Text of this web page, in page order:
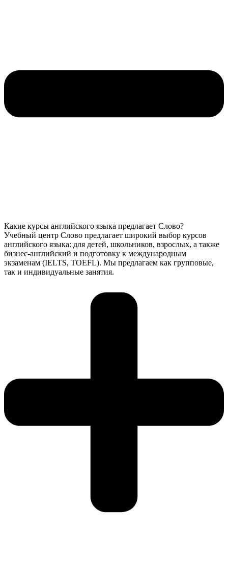
Какие курсы английского языка предлагает Слово?
Учебный центр Слово предлагает широкий выбор курсов
английского языка: для детей, школьников, взрослых, а также
бизнес-английский и подготовку к международным
экзаменам (IELTS, TOEFL). Мы предлагаем как групповые,
так и индивидуальные занятия.